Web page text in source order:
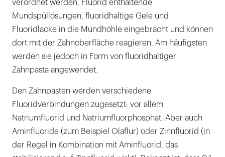
verordnet werden, Fluorid enthaltende
Mundspüllösungen, fluoridhaltige Gele und
Fluoridlacke in die Mundhöhle eingebracht und können
dort mit der Zahnoberfläche reagieren. Am häufigsten
werden sie jedoch in Form von fluoridhaltiger
Zahnpasta angewendet.
Den Zahnpasten werden verschiedene
Fluoridverbindungen zugesetzt: vor allem
Natriumfluorid und Natriumfluorphosphat. Aber auch
Aminfluoride (zum Beispiel Olaflur) oder Zinnfluorid (in
der Regel in Kombination mit Aminfluorid, das